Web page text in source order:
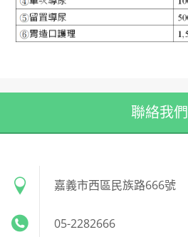
聯絡我們
嘉義市西區民族路666號
05-2282666